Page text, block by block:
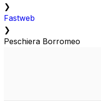
❯
Fastweb
❯
Peschiera Borromeo